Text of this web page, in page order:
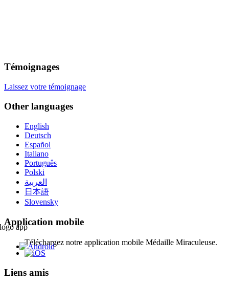
Témoignages
Laissez votre témoignage
Other languages
English
Deutsch
Español
Italiano
Português
Polski
العربية
日本語
Slovensky
Application mobile
Téléchargez notre application mobile Médaille Miraculeuse.
Liens amis